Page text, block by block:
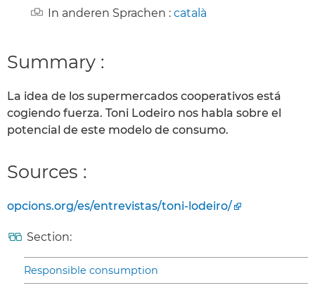
In anderen Sprachen : català
Summary :
La idea de los supermercados cooperativos está
cogiendo fuerza. Toni Lodeiro nos habla sobre el
potencial de este modelo de consumo.
Sources :
opcions.org/es/entrevistas/toni-lodeiro/
Section:
Responsible consumption